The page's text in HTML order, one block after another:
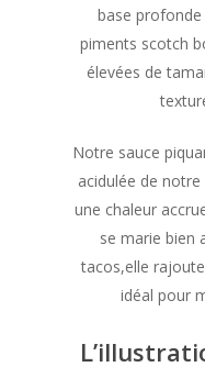
base
piments scotch
élevées de
Notre sauce
acidulée de
une chaleur
se marie bien
tacos,elle
idéal pour